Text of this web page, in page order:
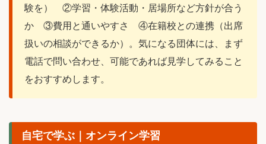
験を） ②学習・体験活動・居場所など方針が合う
か ③費用と通いやすさ ④在籍校との連携（出席
扱いの相談ができるか）。気になる団体には、まず
電話で問い合わせ、可能であれば見学してみること
をおすすめします。
自宅で学ぶ｜オンライン学習